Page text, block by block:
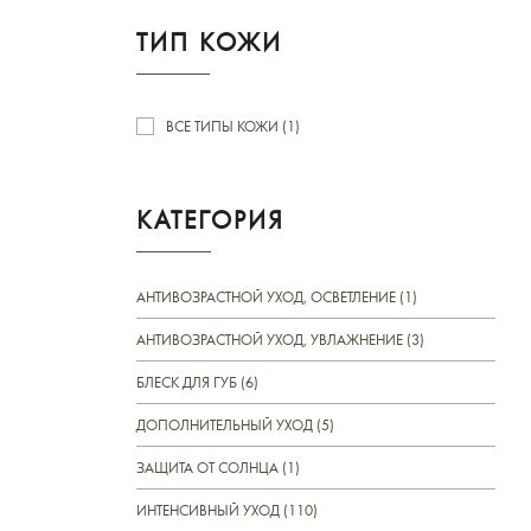
ТИП КОЖИ
ВСЕ ТИПЫ КОЖИ (1)
КАТЕГОРИЯ
АНТИВОЗРАСТНОЙ УХОД, ОСВЕТЛЕНИЕ (1)
АНТИВОЗРАСТНОЙ УХОД, УВЛАЖНЕНИЕ (3)
БЛЕСК ДЛЯ ГУБ (6)
ДОПОЛНИТЕЛЬНЫЙ УХОД (5)
ЗАЩИТА ОТ СОЛНЦА (1)
ИНТЕНСИВНЫЙ УХОД (110)